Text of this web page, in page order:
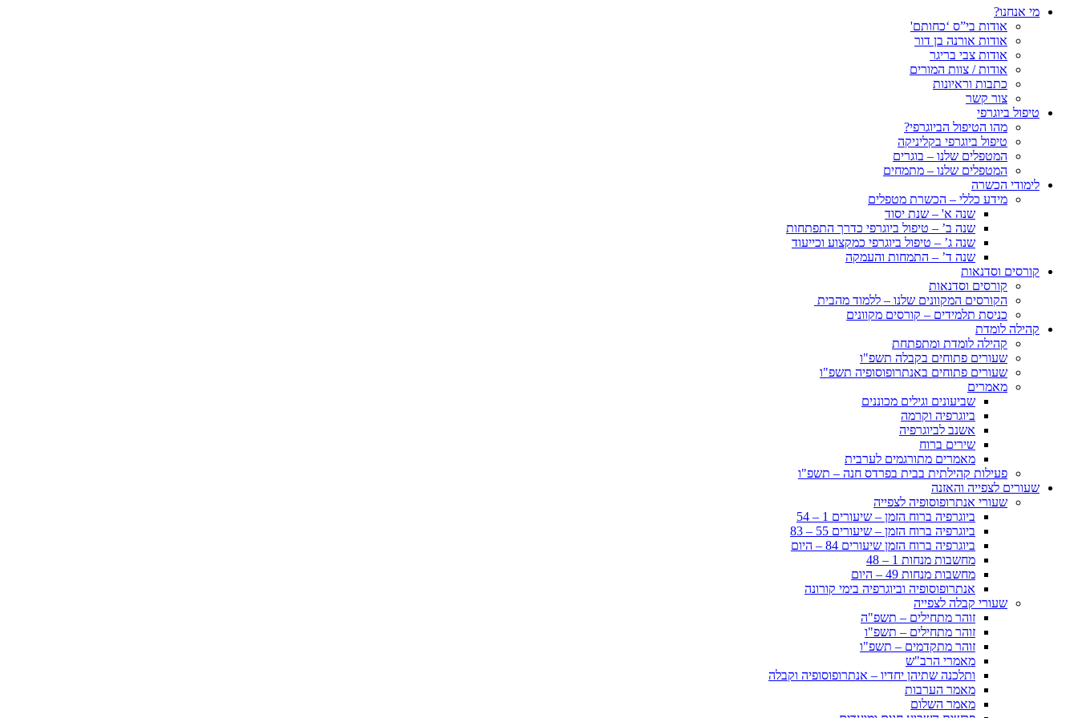
מי אנחנו?
אודות בי”ס ‘כחותם'
אודות אורנה בן דור
אודות צבי בריגר
אודות / צוות המורים
כתבות וראיונות
צור קשר
טיפול ביוגרפי
מהו הטיפול הביוגרפי?
טיפול ביוגרפי בקליניקה
המטפלים שלנו – בוגרים
המטפלים שלנו – מתמחים
לימודי הכשרה
מידע כללי – הכשרת מטפלים
שנה א' – שנת יסוד
שנה ב’ – טיפול ביוגרפי כדרך התפתחות
שנה ג’ – טיפול ביוגרפי כמקצוע וכייעוד
שנה ד’ – התמחות והעמקה
קורסים וסדנאות
קורסים וסדנאות
הקורסים המקוונים שלנו – ללמוד מהבית
כניסת תלמידים – קורסים מקוונים
קהילה לומדת
קהילה לומדת ומתפתחת
שעורים פתוחים בקבלה תשפ"ו
שעורים פתוחים באנתרופוסופיה תשפ"ו
מאמרים
שביעונים וגילים מכוננים
ביוגרפיה וקרמה
אשנב לביוגרפיה
שירים ברוח
מאמרים מתורגמים לערבית
פעילות קהילתית בבית בפרדס חנה – תשפ"ו
שעורים לצפייה והאזנה
שעורי אנתרופוסופיה לצפייה
ביוגרפיה ברוח הזמן – שיעורים 1 – 54
ביוגרפיה ברוח הזמן – שיעורים 55 – 83
ביוגרפיה ברוח הזמן שיעורים 84 – היום
מחשבות מנחות 1 – 48
מחשבות מנחות 49 – היום
אנתרופוסופיה וביוגרפיה בימי קורונה
שעורי קבלה לצפייה
זוהר מתחילים – תשפ"ה
זוהר מתחילים – תשפ"ו
זוהר מתקדמים – תשפ"ו
מאמרי הרב"ש
ותלכנה שתיהן יחדיו – אנתרופוסופיה וקבלה
מאמר הערבות
מאמר השלום